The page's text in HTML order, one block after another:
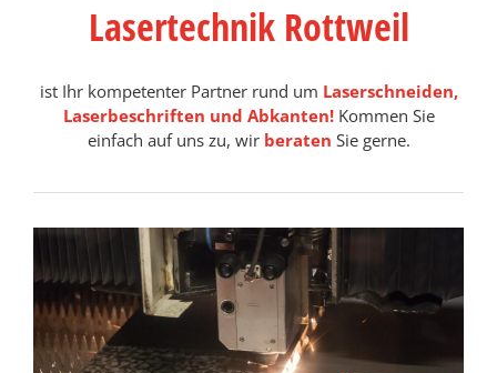
Lasertechnik Rottweil
ist Ihr kompetenter Partner rund um Laserschneiden,
Laserbeschriften und Abkanten!Kommen Sie
einfach auf uns zu, wir beraten Sie gerne.